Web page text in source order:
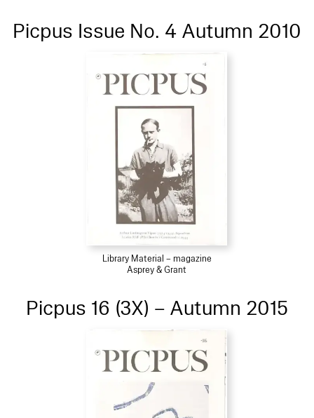
Picpus Issue No. 4 Autumn 2010
Library Material – magazine
Asprey & Grant
Picpus 16 (3X) – Autumn 2015